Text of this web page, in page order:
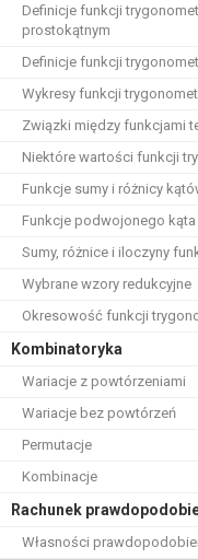
Definicje funkcji
prostokątnym
Definicje funkcji
Wykresy funkcji
Związki między funkcjami
Niektóre wartości funkcji
Funkcje sumy i różnicy
Funkcje podwojonego kąta
Sumy, różnice i iloczyny
Wybrane wzory redukcyjne
Okresowość funkcji
Kombinatoryka
Wariacje z powtórzeniami
Wariacje bez powtórzeń
Permutacje
Kombinacje
Rachunek
Własności